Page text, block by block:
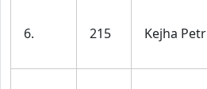
6. 215 Kejha Petr